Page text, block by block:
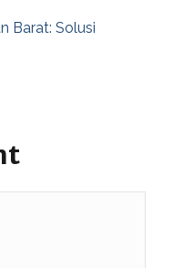
Barat: Solusi